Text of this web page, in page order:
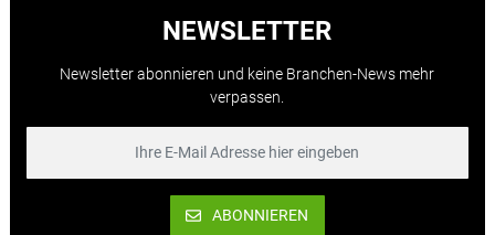
NEWSLETTER
Newsletter abonnieren und keine Branchen-News mehr
verpassen.
ABONNIEREN